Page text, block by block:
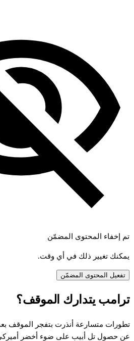
تم إخفاء المحتوى المضمّن
يمكنك تغيير ذلك في أي وقت.
تفعيل المحتوى المضمّن
ترامب يتدارك الموقف؟
تطورات متسارعة أنذرت بتفجر الموقف بعد
عن حصول تل أبيب على ضوء أخضر أميركي